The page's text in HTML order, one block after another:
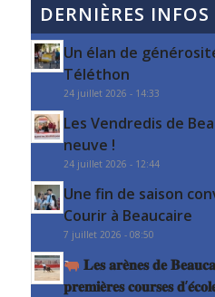
DERNIÈRES INFOS
Un élan de
Téléthon
24 juillet 2026 - 14:33
Les Vendredis de
neuve !
24 juillet 2026 - 12:44
Une fin de saison
Courir à Beaucaire
7 juillet 2026 - 08:50
𝐋𝐞𝐬 𝐚𝐫𝐞̀𝐧𝐞𝐬 𝐝𝐞
𝐩𝐫𝐞𝐦𝐢𝐞̀𝐫𝐞𝐬 𝐜𝐨𝐮𝐫𝐬𝐞𝐬